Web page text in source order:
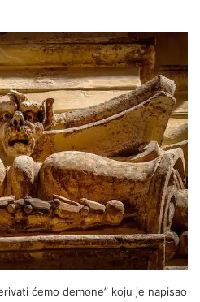
ćemo demone” koju je napisao